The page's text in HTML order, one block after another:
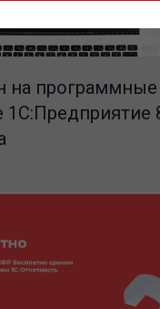
на программные